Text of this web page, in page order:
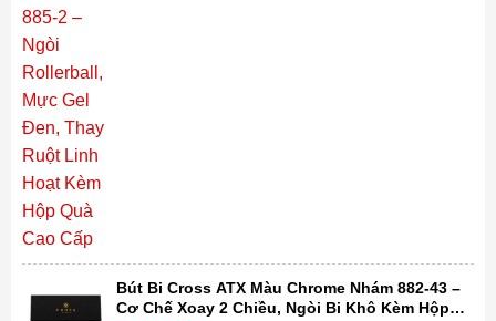
Bút Bi Cross ATX Màu Chrome Nhám 882-43 –
Cơ Chế Xoay 2 Chiều, Ngòi Bi Khô Kèm Hộp